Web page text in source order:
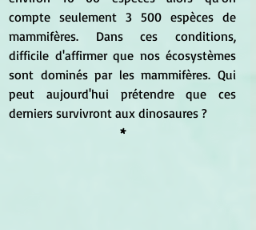
compte seulement 3 500 espèces de
mammifères. Dans ces conditions,
difficile d'affirmer que nos écosystèmes
sont dominés par les mammifères. Qui
peut aujourd'hui prétendre que ces
derniers survivront aux dinosaures ?
*